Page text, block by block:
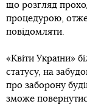
що розгляд
процедурою, отже
повідомляти.
«Квіти України»
статусу, на
про заборону
зможе